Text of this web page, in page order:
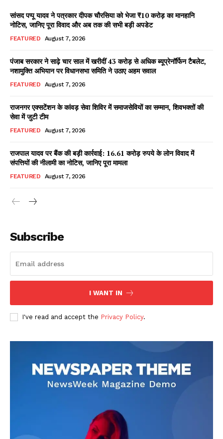
Facebook
X WhatsApp
Read Latest News on AIN
NEWS 1 App
AIN NEWS 1
Contact Us
सांसद पप्पू यादव ने पत्रकार दीपक चौरसिया को भेजा ₹10 करोड़ का मानहानि
नोटिस, जानिए पूरा विवाद और अब तक की सभी बड़ी अपडेट
FEATURED August 7, 2026
पंजाब सरकार ने साढ़े चार साल में खरीदीं 43 करोड़ से अधिक ब्यूप्रेनॉर्फिन टैबलेट,
नशामुक्ति अभियान पर विधानसभा समिति ने उठाए अहम सवाल
FEATURED August 7, 2026
राजनगर एक्सटेंशन के कांवड़ सेवा शिविर में समाजसेवियों का सम्मान, शिवभक्तों की
सेवा में जुटी टीम
FEATURED August 7, 2026
राजपाल यादव पर बैंक की बड़ी कार्रवाई: 16.61 करोड़ रुपये के लोन विवाद में
संपत्तियों की नीलामी का नोटिस, जानिए पूरा मामला
FEATURED August 7, 2026
Subscribe
I WANT IN
I've read and accept the Privacy Policy.